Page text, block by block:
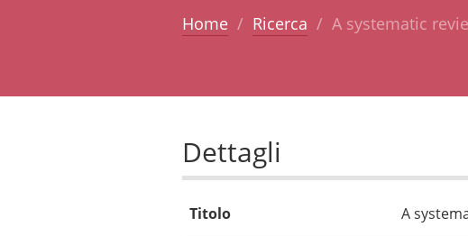
Home Ricerca A systematic
Dettagli
Titolo A